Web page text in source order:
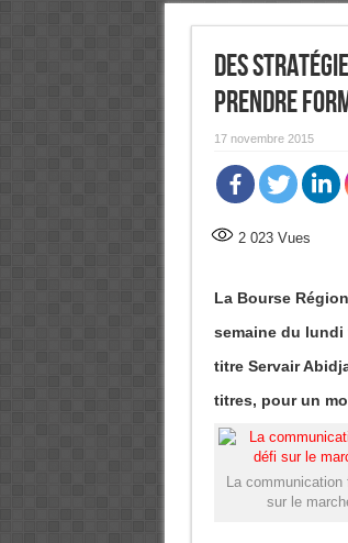
Des
prendre
17 novembre 2015
2 023Vues
La Bourse
semaine du lundi
titre Servair
titres, pour un
La
sur le